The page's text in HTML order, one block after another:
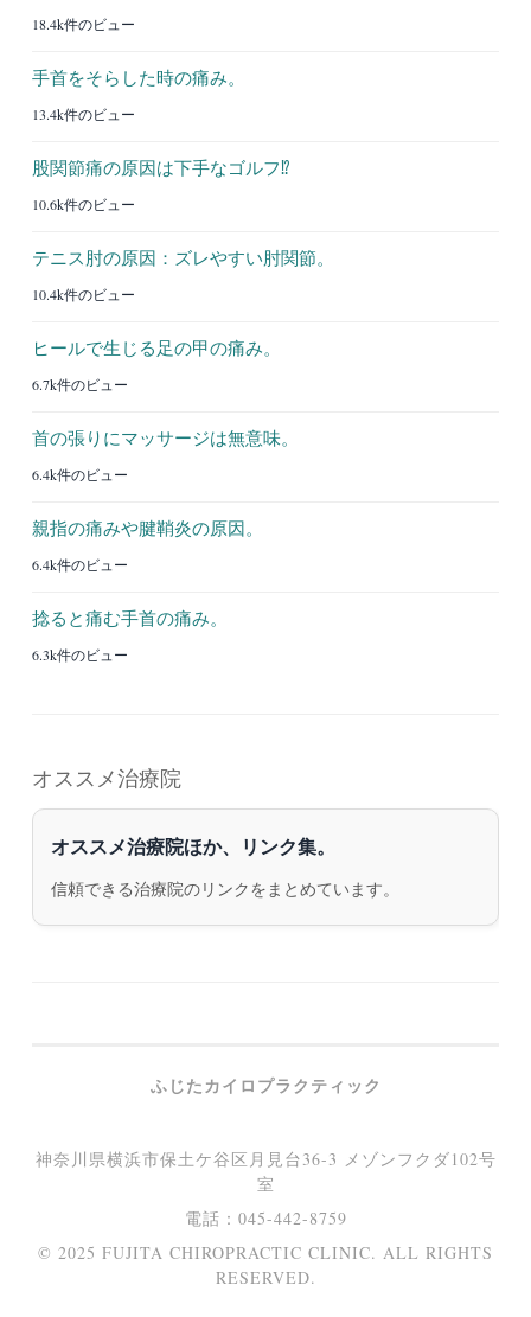
18.4k件のビュー
手首をそらした時の痛み。
13.4k件のビュー
股関節痛の原因は下手なゴルフ⁉︎
10.6k件のビュー
テニス肘の原因：ズレやすい肘関節。
10.4k件のビュー
ヒールで生じる足の甲の痛み。
6.7k件のビュー
首の張りにマッサージは無意味。
6.4k件のビュー
親指の痛みや腱鞘炎の原因。
6.4k件のビュー
捻ると痛む手首の痛み。
6.3k件のビュー
オススメ治療院
オススメ治療院ほか、リンク集。
信頼できる治療院のリンクをまとめています。
ふじたカイロプラクティック
神奈川県横浜市保土ケ谷区月見台36-3 メゾンフクダ102号
室
電話：045-442-8759
© 2025 FUJITA CHIROPRACTIC CLINIC. ALL RIGHTS
RESERVED.